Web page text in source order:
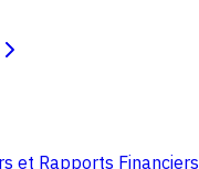
et Rapports Financiers